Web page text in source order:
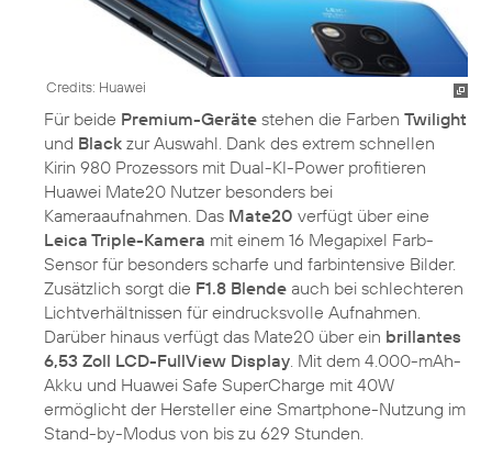
Credits: Huawei
Für beide Premium-Geräte stehen die Farben Twilight
und Black zur Auswahl. Dank des extrem schnellen
Kirin 980 Prozessors mit Dual-KI-Power profitieren
Huawei Mate20 Nutzer besonders bei
Kameraaufnahmen. Das Mate20 verfügt über eine
Leica Triple-Kamera mit einem 16 Megapixel Farb-
Sensor für besonders scharfe und farbintensive Bilder.
Zusätzlich sorgt die F1.8 Blende auch bei schlechteren
Lichtverhältnissen für eindrucksvolle Aufnahmen.
Darüber hinaus verfügt das Mate20 über ein brillantes
6,53 Zoll LCD-FullView Display . Mit dem 4.000-mAh-
Akku und Huawei Safe SuperCharge mit 40W
ermöglicht der Hersteller eine Smartphone-Nutzung im
Stand-by-Modus von bis zu 629 Stunden.